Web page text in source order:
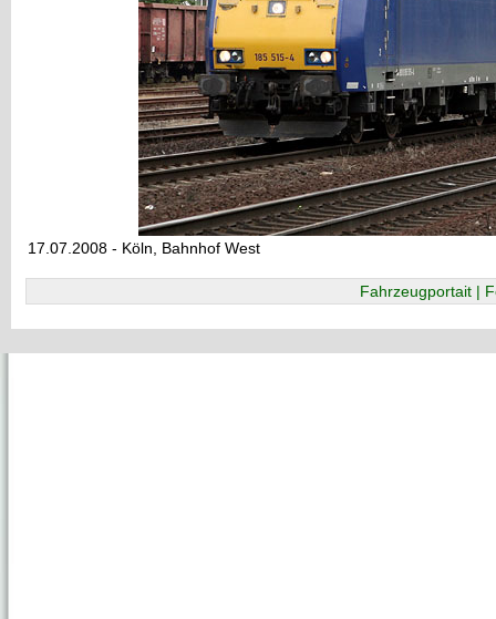
17.07.2008 - Köln, Bahnhof West
Fahrzeugportait |